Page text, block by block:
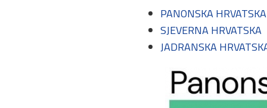
PANONSKA HRVATSKA
SJEVERNA HRVATSKA
JADRANSKA